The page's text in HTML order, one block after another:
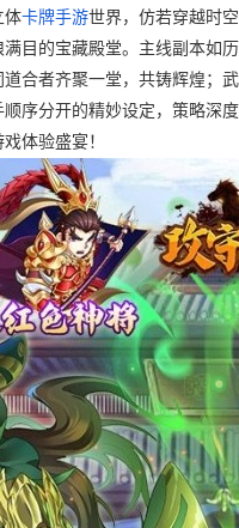
体卡牌手游世界，仿若穿越时
目的宝藏殿堂。主线副本如
合者齐聚一堂，共铸辉煌；
序分开的精妙设定，策略深
体验盛宴！